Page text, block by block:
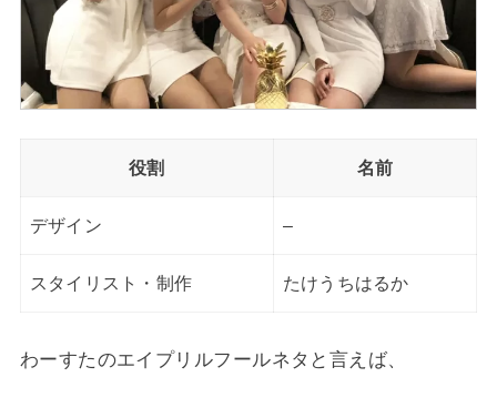
役割 名前
デザイン –
スタイリスト・制作 たけうちはるか
わーすたのエイプリルフールネタと言えば、